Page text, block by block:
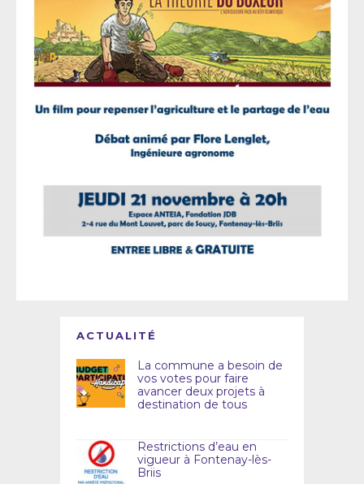
ACTUALITÉ
La commune a besoin de
vos votes pour faire
avancer deux projets à
destination de tous
Restrictions d’eau en
vigueur à Fontenay-lès-
Briis